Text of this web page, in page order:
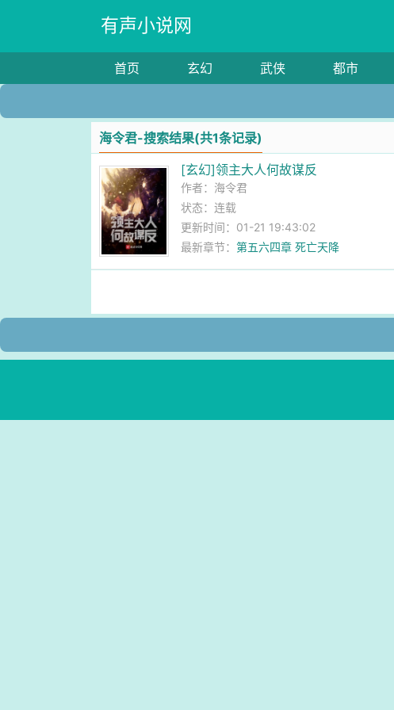
有声小说网
首页 玄幻 武侠 都市
海令君-搜索结果(共1条记录)
[玄幻]领主大人何故谋反
作者： 海令君
状态：连载
更新时间：01-21 19:43:02
最新章节：第五六四章 死亡天降